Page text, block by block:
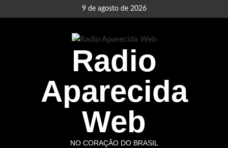
to
9 de agosto de 2026
Radio
Aparecida
Web
NO CORAÇÃO DO BRASIL